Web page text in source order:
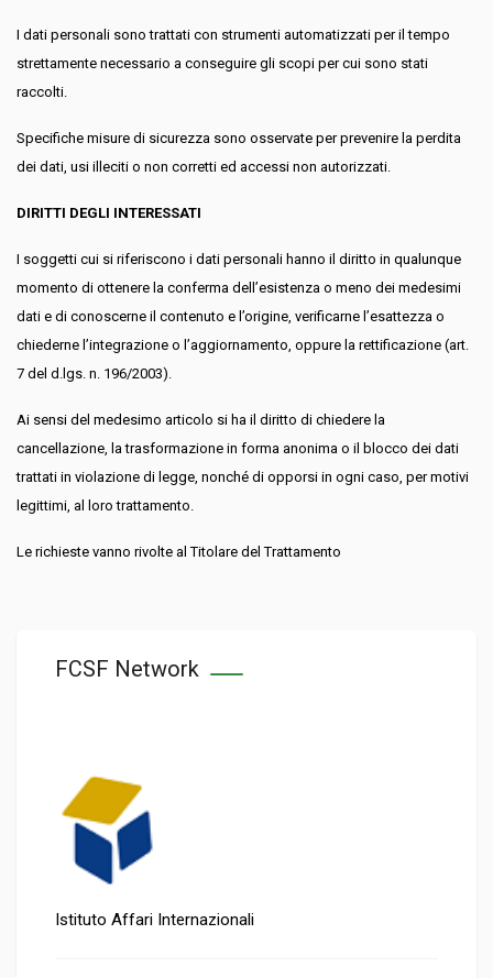
I dati personali sono trattati con strumenti automatizzati per il tempo
strettamente necessario a conseguire gli scopi per cui sono stati
raccolti.
Specifiche misure di sicurezza sono osservate per prevenire la perdita
dei dati, usi illeciti o non corretti ed accessi non autorizzati.
DIRITTI DEGLI INTERESSATI
I soggetti cui si riferiscono i dati personali hanno il diritto in qualunque
momento di ottenere la conferma dell’esistenza o meno dei medesimi
dati e di conoscerne il contenuto e l’origine, verificarne l’esattezza o
chiederne l’integrazione o l’aggiornamento, oppure la rettificazione (art.
7 del d.lgs. n. 196/2003).
Ai sensi del medesimo articolo si ha il diritto di chiedere la
cancellazione, la trasformazione in forma anonima o il blocco dei dati
trattati in violazione di legge, nonché di opporsi in ogni caso, per motivi
legittimi, al loro trattamento.
Le richieste vanno rivolte al Titolare del Trattamento
FCSF Network
Istituto Affari Internazionali